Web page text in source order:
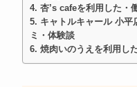
杏’s cafeを利用した・
キャトルキャール 小平
ミ・体験談
焼肉いのうえを利用し